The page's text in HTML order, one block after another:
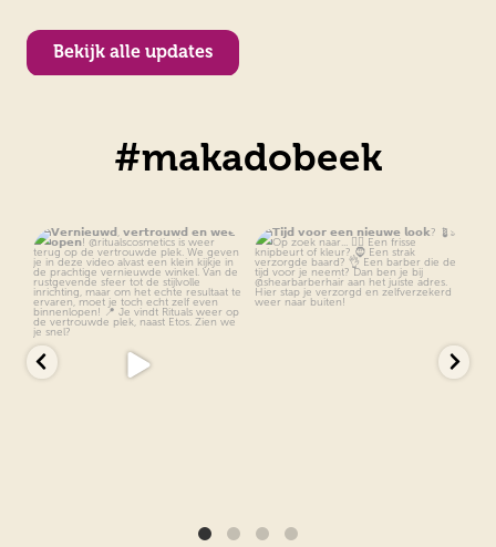
Bekijk alle updates
#makadobeek
𝗩𝗲𝗿𝗻𝗶𝗲𝘂𝘄𝗱, 𝘃𝗲𝗿𝘁𝗿𝗼𝘂𝘄𝗱 𝗲𝗻
10
0
𝗧𝗶𝗷𝗱 𝘃𝗼𝗼𝗿 𝗲𝗲𝗻 𝗻𝗶𝗲𝘂𝘄𝗲 𝗹𝗼𝗼𝗸?
8
0